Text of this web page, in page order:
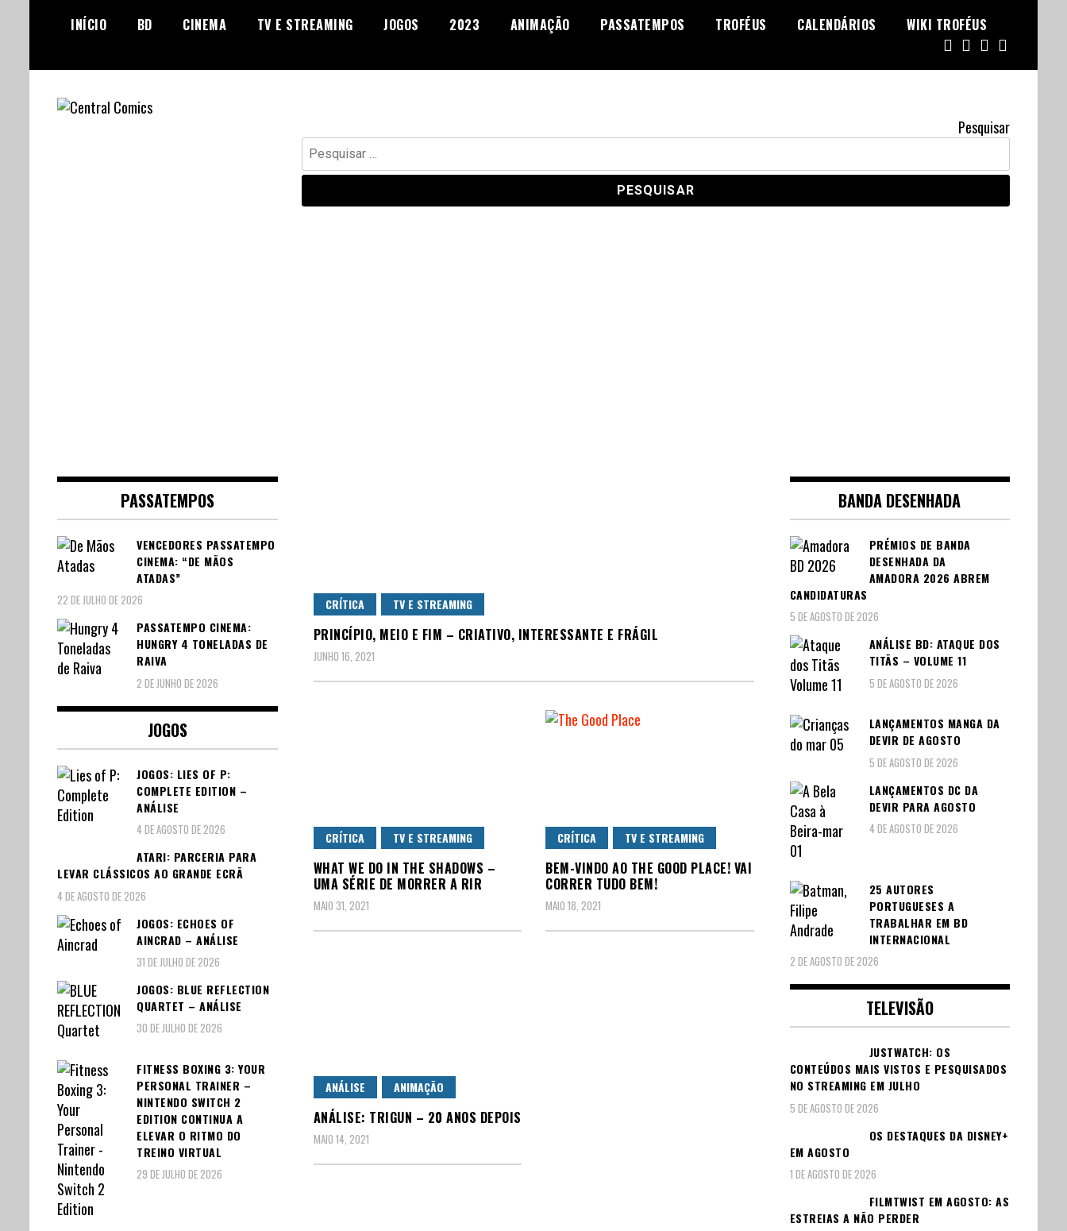
INÍCIO BD CINEMA TV E STREAMING JOGOS 2023 ANIMAÇÃO PASSATEMPOS TROFÉUS CALENDÁRIOS WIKI TROFÉUS
Pesquisar
Pesquisar
por:
CRÍTICA TV E STREAMING
PRINCÍPIO, MEIO E FIM – CRIATIVO, INTERESSANTE E FRÁGIL
JUNHO 16, 2021
CRÍTICA TV E STREAMING
WHAT WE DO IN THE SHADOWS –
UMA SÉRIE DE MORRER A RIR
MAIO 31, 2021
CRÍTICA TV E STREAMING
BEM-VINDO AO THE GOOD PLACE! VAI
CORRER TUDO BEM!
MAIO 18, 2021
ANÁLISE ANIMAÇÃO
ANÁLISE: TRIGUN – 20 ANOS DEPOIS
MAIO 14, 2021
PASSATEMPOS
VENCEDORES PASSATEMPO
CINEMA: “DE MÃOS
ATADAS”
22 DE JULHO DE 2026
PASSATEMPO CINEMA:
HUNGRY 4 TONELADAS DE
RAIVA
2 DE JUNHO DE 2026
JOGOS
JOGOS: LIES OF P:
COMPLETE EDITION –
ANÁLISE
4 DE AGOSTO DE 2026
ATARI: PARCERIA PARA
LEVAR CLÁSSICOS AO GRANDE ECRÃ
4 DE AGOSTO DE 2026
JOGOS: ECHOES OF
AINCRAD – ANÁLISE
31 DE JULHO DE 2026
JOGOS: BLUE REFLECTION
QUARTET – ANÁLISE
30 DE JULHO DE 2026
FITNESS BOXING 3: YOUR
PERSONAL TRAINER –
NINTENDO SWITCH 2
EDITION CONTINUA A
ELEVAR O RITMO DO
TREINO VIRTUAL
29 DE JULHO DE 2026
BANDA DESENHADA
PRÉMIOS DE BANDA
DESENHADA DA
AMADORA 2026 ABREM
CANDIDATURAS
5 DE AGOSTO DE 2026
ANÁLISE BD: ATAQUE DOS
TITÃS – VOLUME 11
5 DE AGOSTO DE 2026
LANÇAMENTOS MANGA DA
DEVIR DE AGOSTO
5 DE AGOSTO DE 2026
LANÇAMENTOS DC DA
DEVIR PARA AGOSTO
4 DE AGOSTO DE 2026
25 AUTORES
PORTUGUESES A
TRABALHAR EM BD
INTERNACIONAL
2 DE AGOSTO DE 2026
TELEVISÃO
JUSTWATCH: OS
CONTEÚDOS MAIS VISTOS E PESQUISADOS
NO STREAMING EM JULHO
5 DE AGOSTO DE 2026
OS DESTAQUES DA DISNEY+
EM AGOSTO
1 DE AGOSTO DE 2026
FILMTWIST EM AGOSTO: AS
ESTREIAS A NÃO PERDER